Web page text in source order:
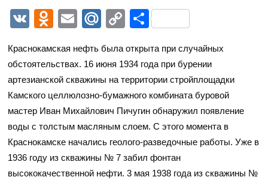
VK Odnoklassniki
EmailMail.Ru
CopyОтправить
Краснокамская нефть была открыта при случайных
обстоятельствах. 16 июня 1934 года при бурении
артезианской скважины на территории стройплощадки
Камского целлюлозно-бумажного комбината буровой
мастер Иван Михайлович Пичугин обнаружил появление
воды с толстым масляным слоем. С этого момента в
Краснокамске начались геолого-разведочные работы. Уже в
1936 году из скважины № 7 забил фонтан
высококачественной нефти. 3 мая 1938 года из скважины №